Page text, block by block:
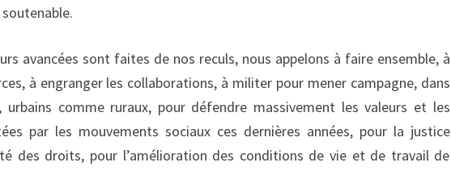
avancées sont faites de nos reculs, nous appelons à faire ensemble, à
à engranger les collaborations, à militer pour mener campagne, dans
comme ruraux, pour défendre massivement les valeurs et les
par les mouvements sociaux ces dernières années, pour la justice
des droits, pour l’amélioration des conditions de vie et de travail de